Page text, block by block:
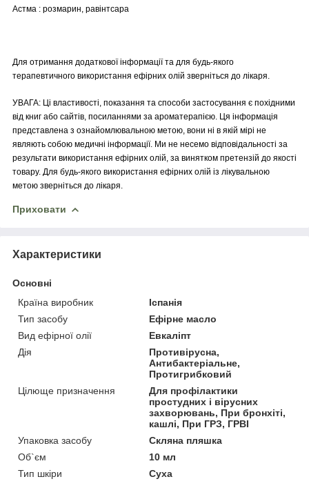
Астма : розмарин, равінтсара
Для отримання додаткової інформації та для будь-якого
терапевтичного використання ефірних олій зверніться до лікаря.
УВАГА: Ці властивості, показання та способи застосування є похідними
від книг або сайтів, посиланнями за ароматерапією. Ця інформація
представлена з ознайомлювальною метою, вони ні в якій мірі не
являють собою медичні інформації. Ми не несемо відповідальності за
результати використання ефірних олій, за винятком претензій до якості
товару. Для будь-якого використання ефірних олій із лікувальною
метою зверніться до лікаря.
Приховати
Характеристики
Основні
Країна виробник
Іспанія
Тип засобу
Ефірне масло
Вид ефірної олії
Евкаліпт
Дія
Противірусна,
Антибактеріальне,
Протигрибковий
Цілюще призначення
Для профілактики
простудних і вірусних
захворювань, При бронхіті,
кашлі, При ГРЗ, ГРВІ
Упаковка засобу
Скляна пляшка
Об`єм
10 мл
Тип шкіри
Суха